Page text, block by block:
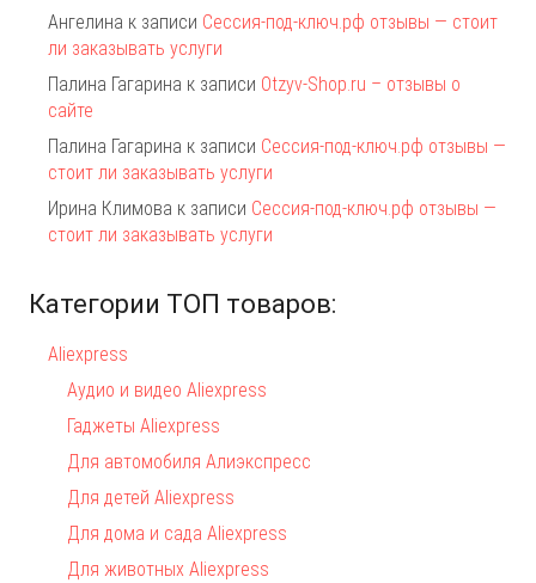
Ангелина к записи Сессия-под-ключ.рф отзывы — стоит
ли заказывать услуги
Палина Гагарина к записи Otzyv-Shop.ru – отзывы о
сайте
Палина Гагарина к записи Сессия-под-ключ.рф отзывы —
стоит ли заказывать услуги
Ирина Климова к записи Сессия-под-ключ.рф отзывы —
стоит ли заказывать услуги
Категории ТОП товаров:
Aliexpress
Аудио и видео Aliexpress
Гаджеты Aliexpress
Для автомобиля Алиэкспресс
Для детей Aliexpress
Для дома и сада Aliexpress
Для животных Aliexpress